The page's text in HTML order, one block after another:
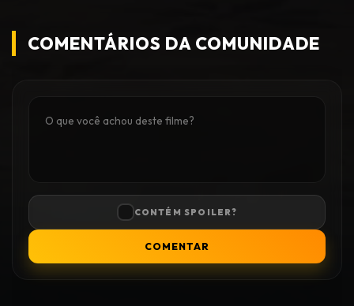
COMENTÁRIOS DA COMUNIDADE
CONTÉM SPOILER?
COMENTAR